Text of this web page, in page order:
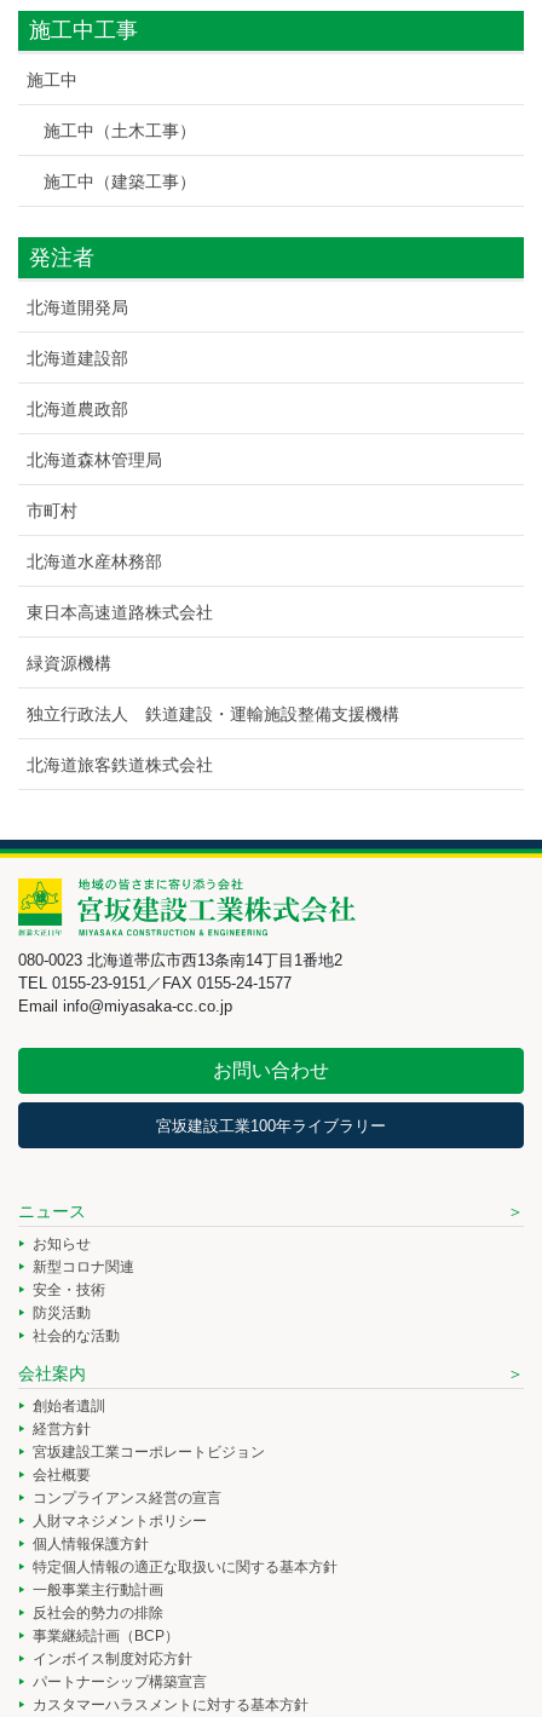
施工中工事
施工中
施工中（土木工事）
施工中（建築工事）
発注者
北海道開発局
北海道建設部
北海道農政部
北海道森林管理局
市町村
北海道水産林務部
東日本高速道路株式会社
緑資源機構
独立行政法人 鉄道建設・運輸施設整備支援機構
北海道旅客鉄道株式会社
080-0023 北海道帯広市西13条南14丁目1番地2
TEL 0155-23-9151／FAX 0155-24-1577
Email info@miyasaka-cc.co.jp
お問い合わせ
宮坂建設工業100年ライブラリー
ニュース
お知らせ
新型コロナ関連
安全・技術
防災活動
社会的な活動
会社案内
創始者遺訓
経営方針
宮坂建設工業コーポレートビジョン
会社概要
コンプライアンス経営の宣言
人財マネジメントポリシー
個人情報保護方針
特定個人情報の適正な取扱いに関する基本方針
一般事業主行動計画
反社会的勢力の排除
事業継続計画（BCP）
インボイス制度対応方針
パートナーシップ構築宣言
カスタマーハラスメントに対する基本方針